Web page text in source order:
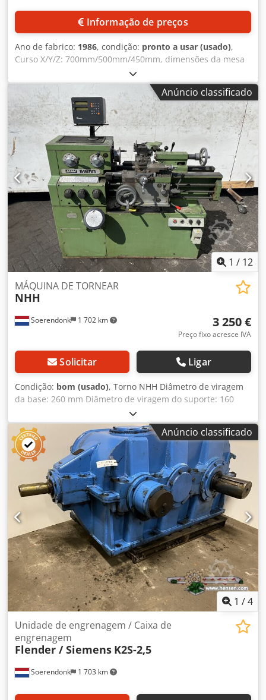
Informação de preços
Ano de fabrico: 1986, condição: pronto a usar (usado),
Curso X/Y/Z: 700mm/500mm/450mm, dimensões da mesa
X/Y: 900mm/500mm, máx. carga da mesa: 500 kg, suporte
do fuso: SK40, velocidade: 3150 rpm, curso da pena: 100
mm, avanço: 3 m/min, avanço rápido: 6 m/min, dimensões
da máquina X/Y/Z: aprox. 3550mm/3150mm/2100mm,
peso: aprox. 3600 kg. É possível fazer uma inspeção no
local. Codpfxewkihxs Ak Terf
Anúncio classificado
1 / 12
Soerendonk 1 702 km
MÁQUINA DE TORNEAR
NHH
3 250 €
Preço fixo acresce IVA
Solicitar Ligar
Condição: bom (usado), Torno NHH Diâmetro de viragem
da base: 260 mm Diâmetro de viragem do suporte: 160
mm Passagem: 26 mm Comprimento de torneamento: 600
mm Processamento digital Heidenhain Diâmetro do
mandril: 155 mm Codpfemw Ukcjx Ak Terf Velocidade de
rotação: 2000 rpm Dimensões: 150x85x155 cm CxLxA
Anúncio classificado
1 /4
Soerendonk 1 703 km
Unidade de engrenagem / Caixa de
engrenagem
Flender / Siemens K2S-2,5